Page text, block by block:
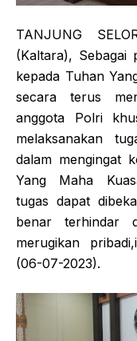
TANJUNG
(Kaltara), Sebagai
kepada Tuhan
secara terus
anggota Polri
melaksanakan
dalam mengingat
Yang Maha
tugas dapat
benar terhindar
merugikan
(06-07-2023).